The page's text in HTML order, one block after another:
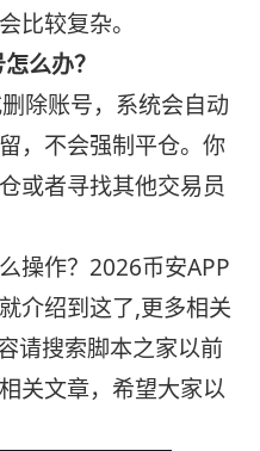
比较复杂。
么办？
除账号，系统会自动
，不会强制平仓。你
或者寻找其他交易员
操作？2026币安APP
介绍到这了,更多相关
请搜索脚本之家以前
关文章，希望大家以